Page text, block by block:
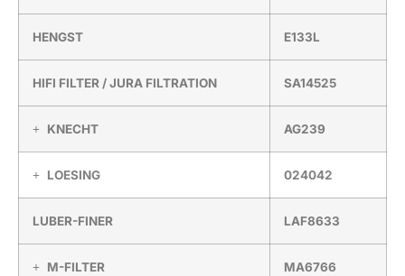
HENGST E133L
HIFI FILTER / JURA FILTRATION SA14525
KNECHT AG239
LOESING 024042
LUBER-FINER LAF8633
M-FILTER MA6766